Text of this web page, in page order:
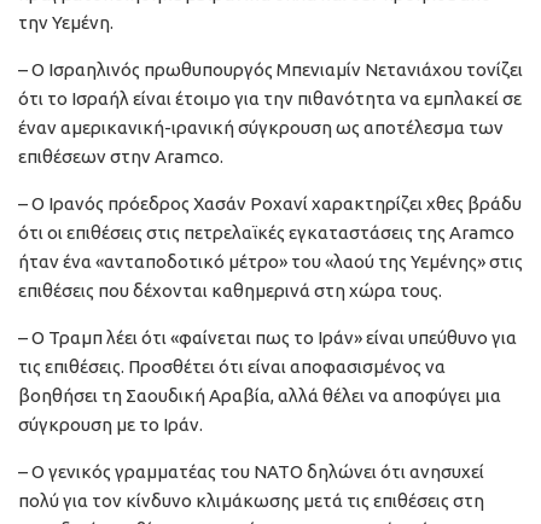
την Υεμένη.
– Ο Ισραηλινός πρωθυπουργός Μπενιαμίν Νετανιάχου τονίζει
ότι το Ισραήλ είναι έτοιμο για την πιθανότητα να εμπλακεί σε
έναν αμερικανική-ιρανική σύγκρουση ως αποτέλεσμα των
επιθέσεων στην Aramco.
– Ο Ιρανός πρόεδρος Χασάν Ροχανί χαρακτηρίζει χθες βράδυ
ότι οι επιθέσεις στις πετρελαϊκές εγκαταστάσεις της Aramco
ήταν ένα «ανταποδοτικό μέτρο» του «λαού της Υεμένης» στις
επιθέσεις που δέχονται καθημερινά στη χώρα τους.
– Ο Τραμπ λέει ότι «φαίνεται πως το Ιράν» είναι υπεύθυνο για
τις επιθέσεις. Προσθέτει ότι είναι αποφασισμένος να
βοηθήσει τη Σαουδική Αραβία, αλλά θέλει να αποφύγει μια
σύγκρουση με το Ιράν.
– Ο γενικός γραμματέας του ΝΑΤΟ δηλώνει ότι ανησυχεί
πολύ για τον κίνδυνο κλιμάκωσης μετά τις επιθέσεις στη